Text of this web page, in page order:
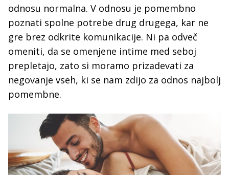
odnosu normalna. V odnosu je pomembno
poznati spolne potrebe drug drugega, kar ne
gre brez odkrite komunikacije. Ni pa odveč
omeniti, da se omenjene intime med seboj
prepletajo, zato si moramo prizadevati za
negovanje vseh, ki se nam zdijo za odnos najbolj
pomembne.